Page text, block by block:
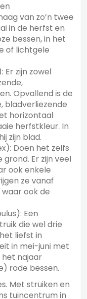
van zo’n twee
in de herfst en
bessen, in het
of lichtgele
zijn zowel
Opvallend is de
bladverliezende
horizontaal
herfstkleur. In
zijn blad.
Doen het zelfs
Er zijn veel
ook enkele
ze vanaf
ook de
Een
die wel drie
liefst in
in mei-juni met
najaar
rode bessen.
Met struiken en
tuincentrum in